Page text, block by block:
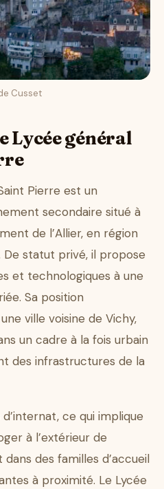
Cusset
Lycée général
Pierre est un
secondaire situé à
de l’Allier, en région
statut privé, il propose
et technologiques à une
Sa position
ville voisine de Vichy,
un cadre à la fois urbain
des infrastructures de la
ce qui implique
à l’extérieur de
des familles d’accueil
à proximité. Le Lycée